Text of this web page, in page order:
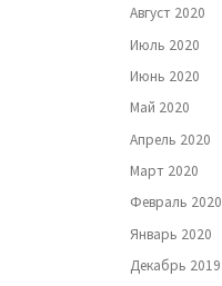
Август 2020
Июль 2020
Июнь 2020
Май 2020
Апрель 2020
Март 2020
Февраль 2020
Январь 2020
Декабрь 2019